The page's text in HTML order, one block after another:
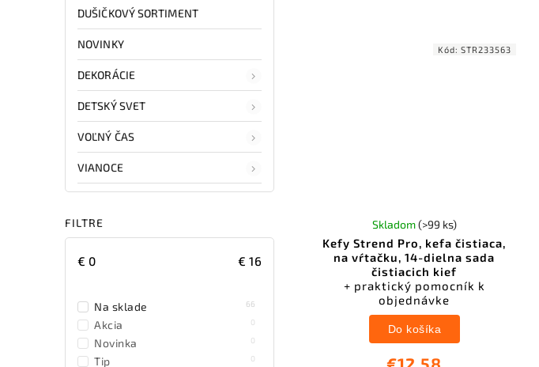
DUŠIČKOVÝ SORTIMENT
NOVINKY
DEKORÁCIE
DETSKÝ SVET
VOĽNÝ ČAS
VIANOCE
FILTRE
€ 0 € 16
Na sklade 66
Akcia 0
Novinka 0
Tip 0
Kefy Strend Pro, kefa čistiaca,
na vŕtačku, 14-dielna sada
čistiacich kief
+ praktický pomocník k
objednávke
Skladom(>99 ks)
Do košíka
Kód:STR233563